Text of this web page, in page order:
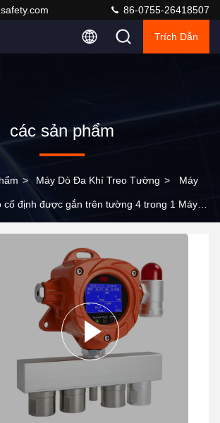
86-0755-26418507
Trích Dẫn
các sản phẩm
> Máy Dò Đa Khí Treo Tường > Máy
cố định được gắn trên tường 4 trong 1 Máy